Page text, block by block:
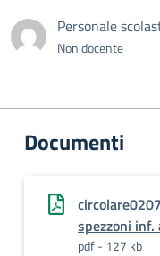
Personale
Non docente
Documenti
spezzoni inf.
pdf - 127 kb